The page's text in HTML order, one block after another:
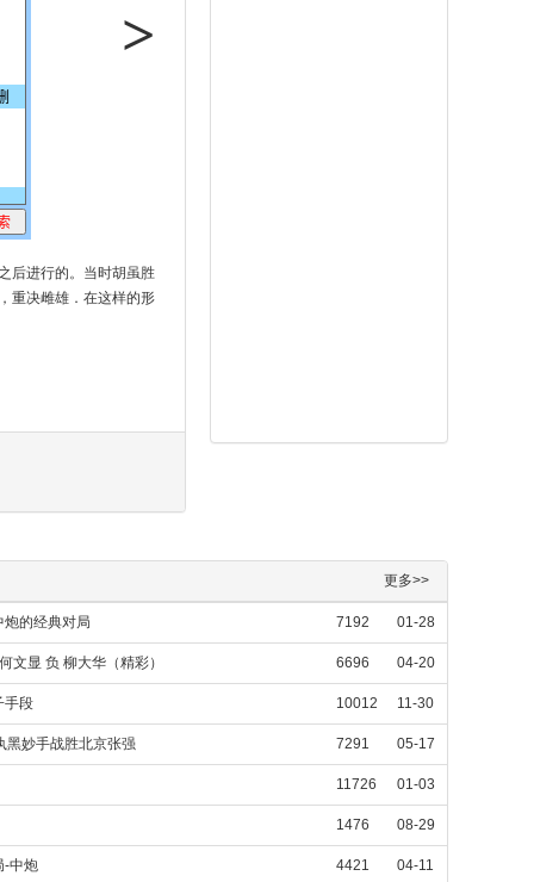
后进行的。当时胡虽胜
重决雌雄．在这样的形
>
更多>>
的经典对局 7192 01-28
文显 负 柳大华（精彩） 6696 04-20
手段 10012 11-30
黑妙手战胜北京张强 7291 05-17
11726 01-03
1476 08-29
-中炮 4421 04-11